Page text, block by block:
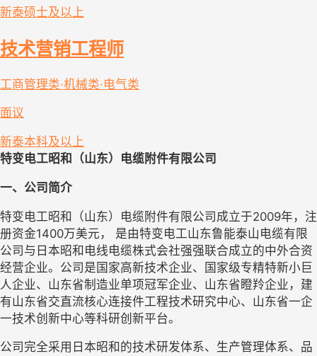
新泰硕士及以上
技术营销工程师
工商管理类·机械类·电气类
面议
新泰本科及以上
特变电工昭和（山东）电缆附件有限公司
一、公司简介
特变电工昭和（山东）电缆附件有限公司成立于2009年，注
册资金1400万美元，
是由特变电工山东鲁能泰山电缆有限
公司与日本昭和电线电缆株式会社强强联合成立的中外合资
经营企业。 公司是国家高新技术企业、国家级专精特新小巨
人企业、山东省制造业单项冠军企业、山东省瞪羚企业，建
有山东省交直流核心连接件工程技术研究中心、山东省一企
一技术创新中心等科研创新平台。
公司 完全采用日本昭和的技术研发体系、生产管理体系、品